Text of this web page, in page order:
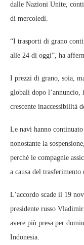
dalle Nazioni Unite,
di mercoledì.
“I trasporti di grano
alle 24 di oggi”, ha
I prezzi di grano, soia,
globali dopo l’annuncio,
crescente inaccessibilità
Le navi hanno
nonostante la
perché le compagnie
a causa del trasferimento
L’accordo scade il 19
presidente russo
avere più presa per
Indonesia.